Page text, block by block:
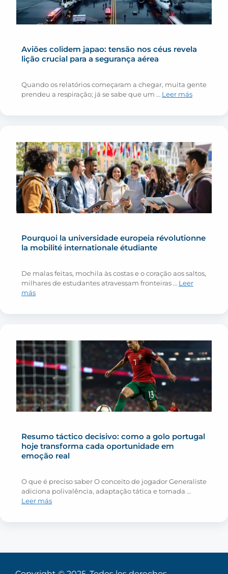
Aviões colidem japao: tensão nos céus revela
lição crucial para a segurança aérea
Quando os relatórios começaram a chegar, muita gente
prendeu a respiração; já se sabe que um … Leer más
Pourquoi la universidade europeia révolutionne
la mobilité internationale étudiante
De malas feitas, mochila às costas e o coração aos saltos,
milhares de estudantes atravessam fronteiras … Leer
más
Resumo táctico decisivo: como a golo portugal
hoje transforma cada oportunidade em
emoção real
O que é preciso saber O conceito de jogador Generaliste
adiciona polivalência, adaptação tática e tomada …
Leer más